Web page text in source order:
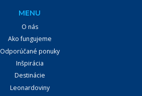
MENU
O nás
Ako fungujeme
Odporúčané ponuky
Inšpirácia
Destinácie
Leonardoviny